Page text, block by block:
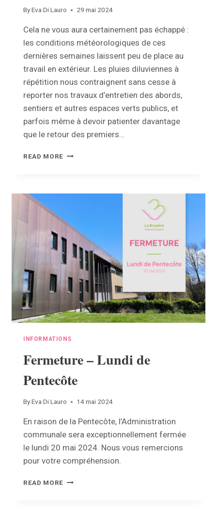
ByEva Di Lauro 29 mai 2024
Cela ne vous aura certainement pas échappé :
les conditions météorologiques de ces
dernières semaines laissent peu de place au
travail en extérieur. Les pluies diluviennes à
répétition nous contraignent sans cesse à
reporter nos travaux d’entretien des abords,
sentiers et autres espaces verts publics, et
parfois même à devoir patienter davantage
que le retour des premiers…
READ MORE L’ENTRETIEN
COMMUNAUX
MAL
PAR
MÉTÉO
INFORMATIONS
Fermeture – Lundi de
Pentecôte
ByEva Di Lauro 14 mai 2024
En raison de la Pentecôte, l’Administration
communale sera exceptionnellement fermée
le lundi 20 mai 2024. Nous vous remercions
pour votre compréhension.
READ MORE FERMETURE